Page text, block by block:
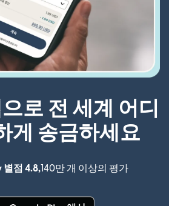
로 전 세계 어디
게 송금하세요
별점 4.8,140만 개 이상의 평가